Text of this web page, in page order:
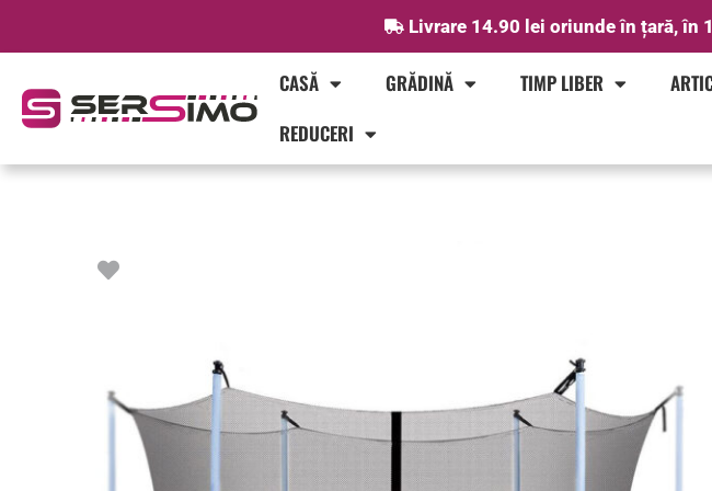
Livrare 14.90 lei oriunde în țară, în
CASĂ GRĂDINĂ TIMP LIBER
REDUCERI